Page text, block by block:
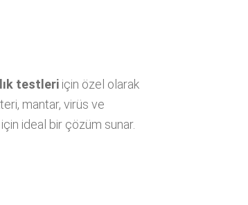
testleri için özel olarak
mantar, virüs ve
ideal bir çözüm sunar.